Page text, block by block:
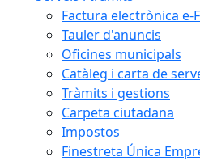
Factura electrònica e-
Tauler d'anuncis
Oficines municipals
Catàleg i carta de
Tràmits i gestions
Carpeta ciutadana
Impostos
Finestreta Única